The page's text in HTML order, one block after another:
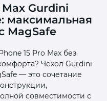
Gurdini
максимальная
MagSafe
15 Pro Max без
Чехол Gurdini
— это сочетание
совместимости с
раз в 2 недели